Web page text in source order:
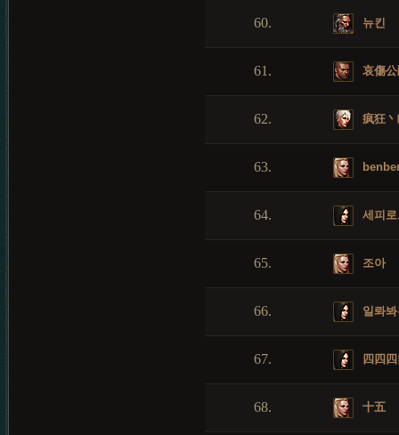
60. 뉴킨
61. 哀傷
62. 疯狂
63.
64. 세피
65. 조아
66. 일롸
67. 四四
68. 十五